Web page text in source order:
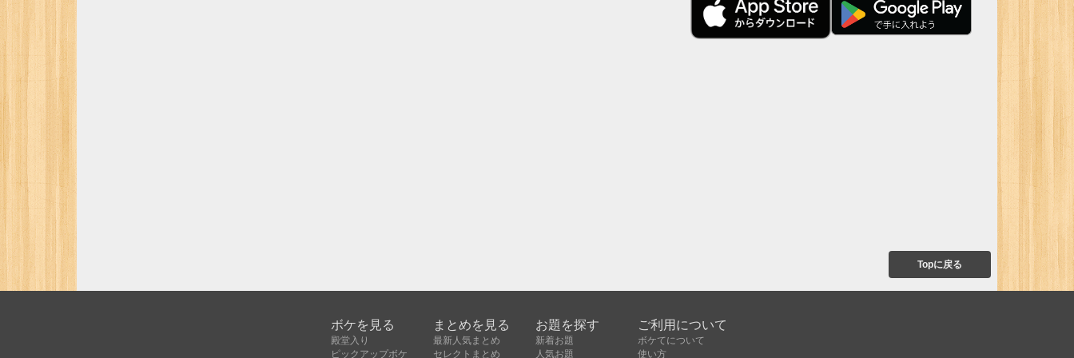
Topに戻る
ボケを見る
殿堂入り
ピックアップボケ
まとめを見る
最新人気まとめ
セレクトまとめ
お題を探す
新着お題
人気お題
ご利用について
ボケてについて
使い方